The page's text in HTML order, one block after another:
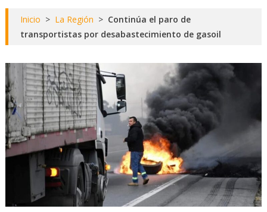
Inicio > La Región > Continúa el paro de
transportistas por desabastecimiento de gasoil